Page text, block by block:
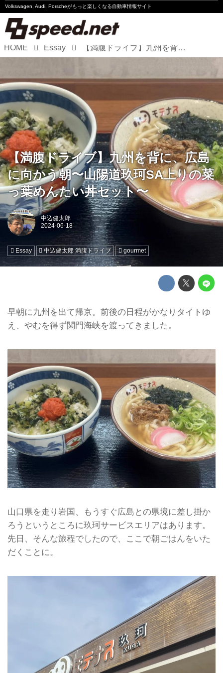
Volkswagen, Audi, Porscheがもっと楽しくなる自動車情報サイト
Volkswagen
Audi
Porsche
Motorsport
Essay
HOME Essay 【満腹ドライブ】九州を背に、広島に向かう朝〜山陽道玖珂SA上りの菜っ葉めんたい丼セット〜
【満腹ドライブ】九州を背に、広島
に向かう朝〜山陽道玖珂SA上りの菜
っ葉めんたい丼セット〜
中込健太郎
Essay 中込健太郎 満腹ドライブ gourmet
早朝に九州を出て帰京。前後の日程がかなりタイトゆ
え、やむを得ず関門海峡を渡ってきました。
山口県を走り岩国、もうすぐ広島との県境に差し掛か
ろうというところに玖珂サービスエリアはあります。
先日、そんな旅程でしたので、ここで朝ごはんをいた
だくことに。